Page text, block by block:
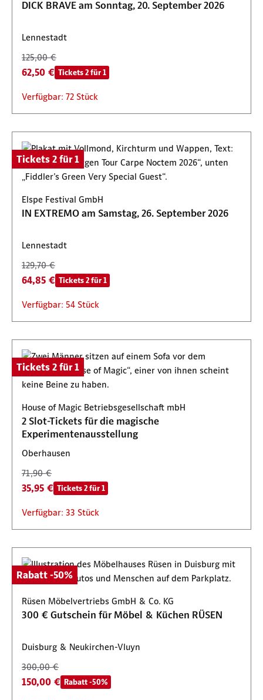
DICK BRAVE am Sonntag, 20. September 2026
Lennestadt
125,00 €
62,50 € Tickets 2 für 1
Verfügbar: 72 Stück
Tickets 2 für 1
Elspe Festival GmbH
IN EXTREMO am Samstag, 26. September 2026
Lennestadt
129,70 €
64,85 € Tickets 2 für 1
Verfügbar: 54 Stück
Tickets 2 für 1
House of Magic Betriebsgesellschaft mbH
2 Slot-Tickets für die magische
Experimentenausstellung
Oberhausen
71,90 €
35,95 € Tickets 2 für 1
Verfügbar: 33 Stück
Rabatt -50%
Rüsen Möbelvertriebs GmbH & Co. KG
300 € Gutschein für Möbel & Küchen RÜSEN
Duisburg & Neukirchen-Vluyn
300,00 €
150,00 € Rabatt -50%